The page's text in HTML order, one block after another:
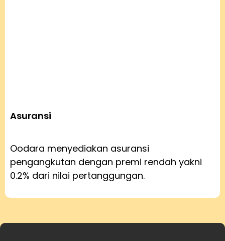
Asuransi
Oodara menyediakan asuransi
pengangkutan dengan premi rendah yakni
0.2% dari nilai pertanggungan.